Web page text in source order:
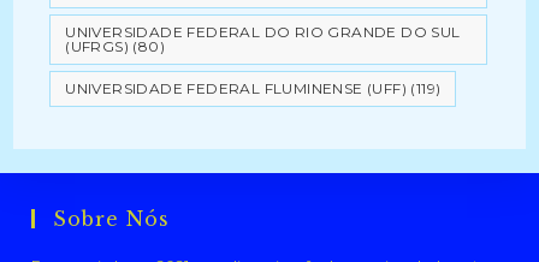
UNIVERSIDADE FEDERAL DO RIO GRANDE DO SUL
(UFRGS) (80)
UNIVERSIDADE FEDERAL FLUMINENSE (UFF) (119)
Sobre Nós